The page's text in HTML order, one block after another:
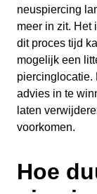
neuspiercing
meer in zit. Het
dit proces tijd
mogelijk een
piercinglocatie.
advies in te
laten
voorkomen.
Hoe